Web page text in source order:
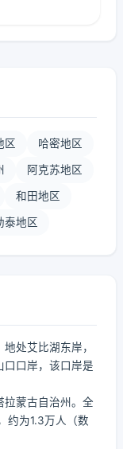
区 哈密地区
阿克苏地区
和田地区
泰地区
处艾比湖东岸，
口口岸，该口岸是
拉蒙古自治州。全
约为1.3万人（数